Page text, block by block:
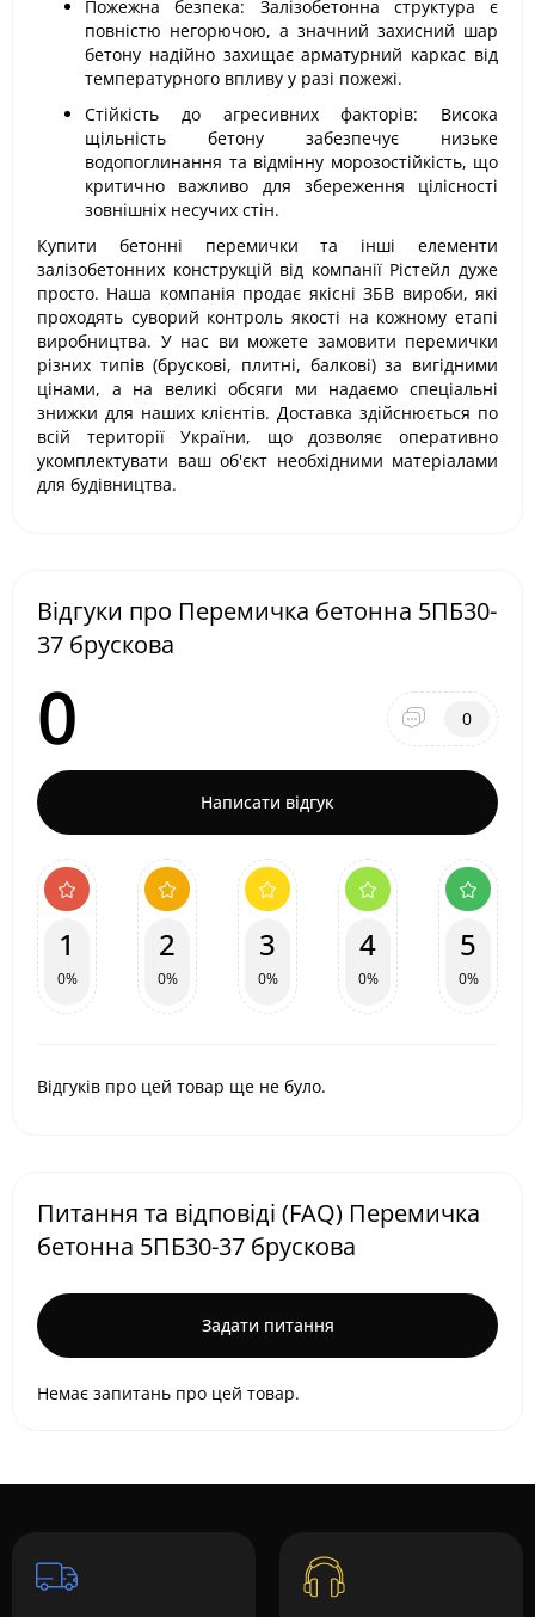
Пожежна безпека: Залізобетонна структура є
повністю негорючою, а значний захисний шар
бетону надійно захищає арматурний каркас від
температурного впливу у разі пожежі.
Стійкість до агресивних факторів: Висока
щільність бетону забезпечує низьке
водопоглинання та відмінну морозостійкість, що
критично важливо для збереження цілісності
зовнішніх несучих стін.
Купити бетонні перемички та інші елементи
залізобетонних конструкцій від компанії Рістейл дуже
просто. Наша компанія продає якісні ЗБВ вироби, які
проходять суворий контроль якості на кожному етапі
виробництва. У нас ви можете замовити перемички
різних типів (брускові, плитні, балкові) за вигідними
цінами, а на великі обсяги ми надаємо спеціальні
знижки для наших клієнтів. Доставка здійснюється по
всій території України, що дозволяє оперативно
укомплектувати ваш об'єкт необхідними матеріалами
для будівництва.
Відгуки про Перемичка бетонна 5ПБ30-
37 брускова
0 0
Написати відгук
1
0%
2
0%
3
0%
4
0%
5
0%
Відгуків про цей товар ще не було.
Питання та відповіді (FAQ) Перемичка
бетонна 5ПБ30-37 брускова
Задати питання
Немає запитань про цей товар.